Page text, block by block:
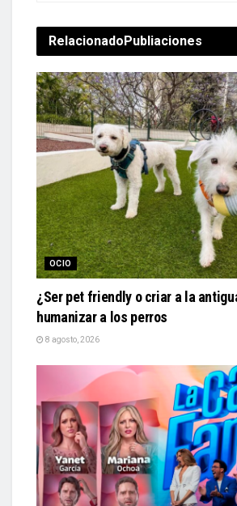
RelacionadoPubliaciones
OCIO
¿Ser pet friendly o criar a la
humanizar a los perros
8 agosto, 2026